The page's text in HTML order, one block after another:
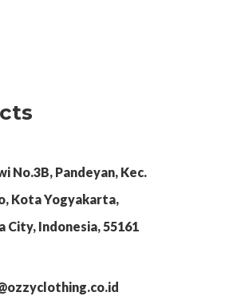
No.3B, Pandeyan, Kec.
Kota Yogyakarta,
City, Indonesia, 55161